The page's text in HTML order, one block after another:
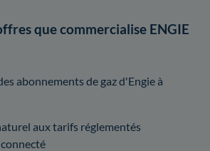
que commercialise ENGIE
abonnements de gaz d'Engie à
aux tarifs réglementés